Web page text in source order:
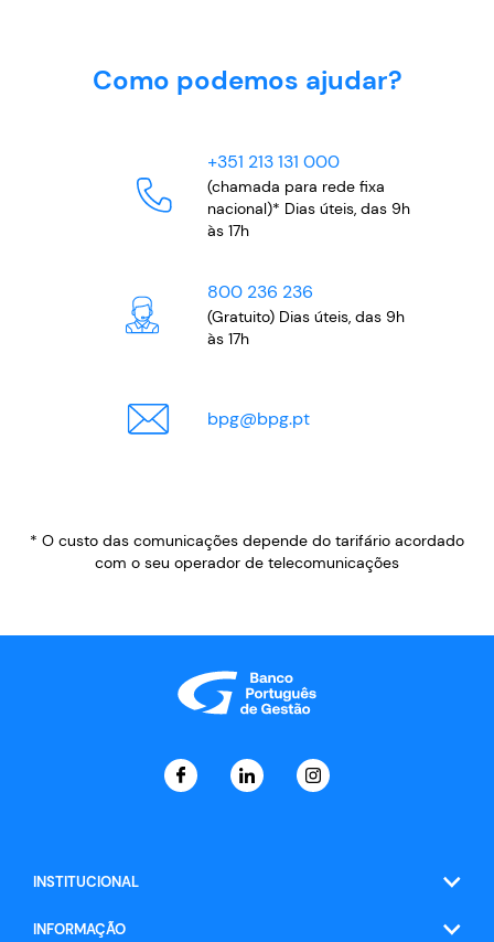
Como podemos ajudar?
+351 213 131 000
(chamada para rede fixa
nacional)* Dias úteis, das 9h
às 17h
800 236 236
(Gratuito) Dias úteis, das 9h
às 17h
bpg@bpg.pt
* O custo das comunicações depende do tarifário acordado
com o seu operador de telecomunicações
INSTITUCIONAL
INFORMAÇÃO